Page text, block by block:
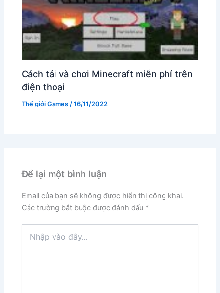
Cách tải và chơi Minecraft miễn phí trên
điện thoại
Thế giới Games /16/11/2022
Để lại một bình luận
Email của bạn sẽ không được hiển thị công khai.
Các trường bắt buộc được đánh dấu *
vào